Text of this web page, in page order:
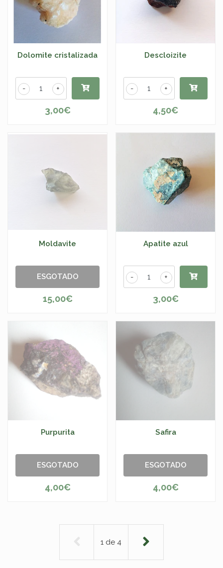
Dolomite cristalizada
+
-
3,00€
Descloizite
+
-
4,50€
Moldavite
ESGOTADO
15,00€
Apatite azul
+
-
3,00€
Purpurita
ESGOTADO
4,00€
Safira
ESGOTADO
4,00€
1 de 4